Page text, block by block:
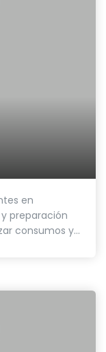
en
preparación
consumos y...